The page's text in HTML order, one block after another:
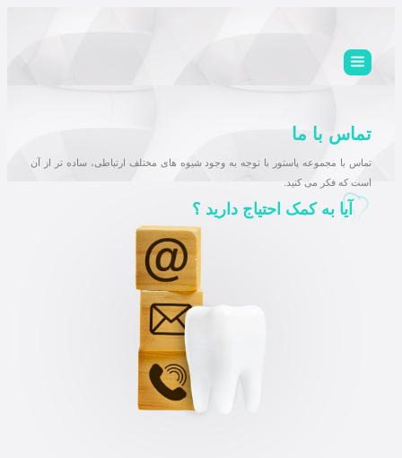
تماس با ما
تماس با مجموعه پاستور با توجه به وجود شیوه های مختلف ارتباطی، ساده تر از آن
است که فکر می کنید.
آیا به کمک احتیاج دارید ؟